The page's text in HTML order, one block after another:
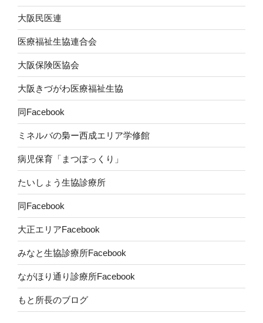
大阪民医連
医療福祉生協連合会
大阪保険医協会
大阪きづがわ医療福祉生協
同Facebook
ミネルバの梟ー西成エリア学修館
病児保育「まつぼっくり」
たいしょう生協診療所
同Facebook
大正エリアFacebook
みなと生協診療所Facebook
ながほり通り診療所Facebook
もと所長のブログ